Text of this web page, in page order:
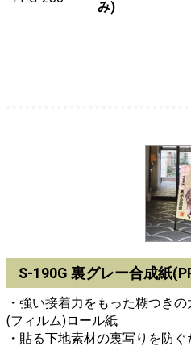
み)
S-190G 裏グレー合成紙
・強い接着力をもった糊つき
(フィルム)ロール紙
・貼る下地素材の裏写りを防